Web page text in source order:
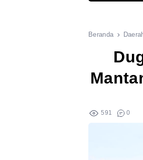
Beranda
591 0